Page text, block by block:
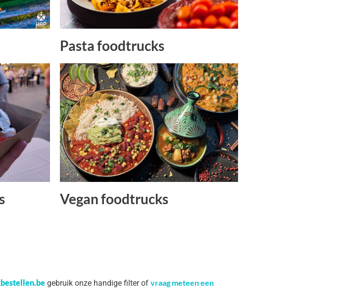
Pasta foodtrucks
Vegan foodtrucks
gebruik onze handige filter of vraag meteen een